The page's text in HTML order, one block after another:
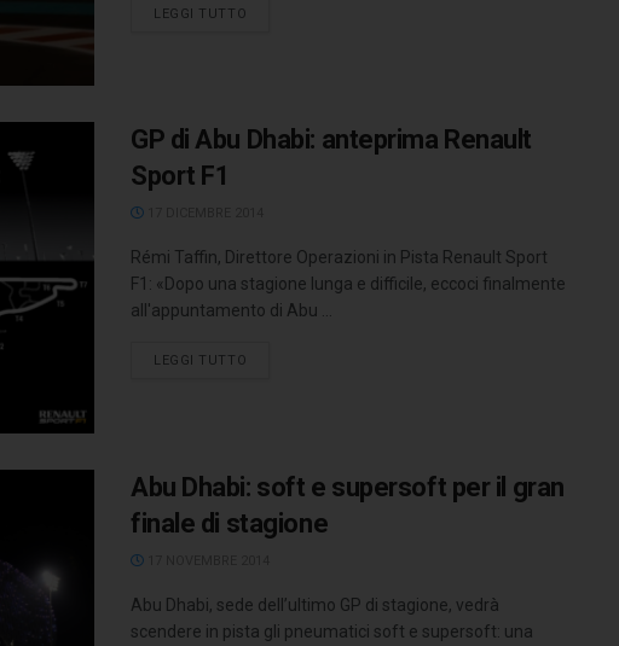
LEGGI TUTTO
GP di Abu Dhabi: anteprima Renault
Sport F1
Rémi Taffin, Direttore Operazioni in Pista Renault Sport
F1: «Dopo una stagione lunga e difficile, eccoci finalmente
all'appuntamento di Abu ...
LEGGI TUTTO
Abu Dhabi: soft e supersoft per il gran
finale di stagione
Abu Dhabi, sede dell’ultimo GP di stagione, vedrà
scendere in pista gli pneumatici soft e supersoft: una